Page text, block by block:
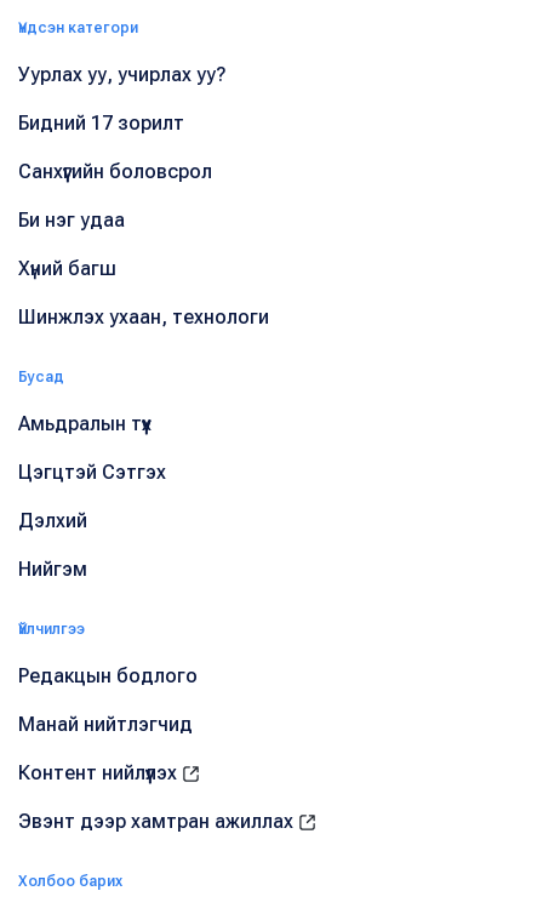
Үндсэн категори
Уурлах уу, учирлах уу?
Бидний 17 зорилт
Санхүүгийн боловсрол
Би нэг удаа
Хүний багш
Шинжлэх ухаан, технологи
Бусад
Амьдралын түүх
Цэгцтэй Сэтгэх
Дэлхий
Нийгэм
Үйлчилгээ
Редакцын бодлого
Манай нийтлэгчид
Контент нийлүүлэх
Эвэнт дээр хамтран ажиллах
Холбоо барих